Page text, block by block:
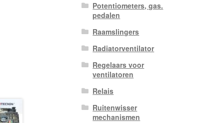
Potentiometers, gas.
pedalen
Raamslingers
Radiatorventilator
Regelaars voor
ventilatoren
Relais
Ruitenwisser
mechanismen